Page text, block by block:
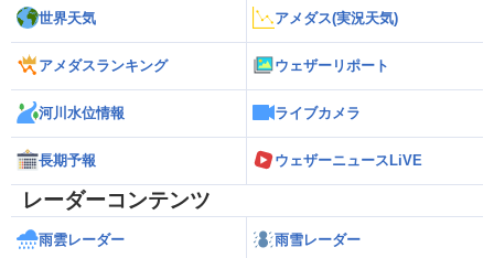
世界天気 アメダス(実況天気)
アメダスランキング ウェザーリポート
河川水位情報 ライブカメラ
長期予報 ウェザーニュースLiVE
レーダーコンテンツ
雨雲レーダー 雨雪レーダー